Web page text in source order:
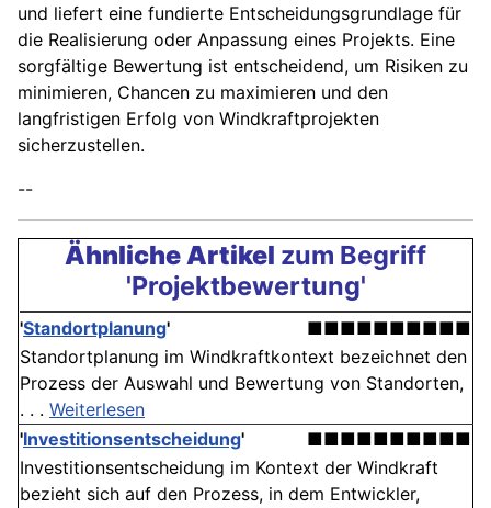
und liefert eine fundierte Entscheidungsgrundlage für
die Realisierung oder Anpassung eines Projekts. Eine
sorgfältige Bewertung ist entscheidend, um Risiken zu
minimieren, Chancen zu maximieren und den
langfristigen Erfolg von Windkraftprojekten
sicherzustellen.
--
Ähnliche Artikel zum Begriff
'Projektbewertung'
'Standortplanung'
■■■■■■■■■■
Standortplanung im Windkraftkontext bezeichnet den
Prozess der Auswahl und Bewertung von Standorten,
. . . Weiterlesen
'Investitionsentscheidung'
■■■■■■■■■■
Investitionsentscheidung im Kontext der Windkraft
bezieht sich auf den Prozess, in dem Entwickler,